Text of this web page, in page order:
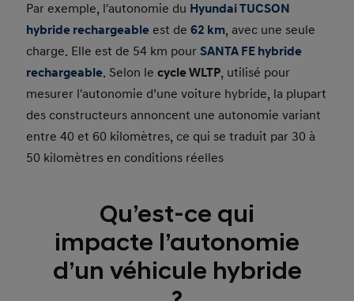
Par exemple, l'autonomie du Hyundai TUCSON
hybride rechargeable est de62 km, avec une seule
charge. Elle est de 54 km pourSANTA FE hybride
rechargeable. Selon lecycle WLTP, utilisé pour
mesurer l'autonomie d’une voiture hybride, la plupart
des constructeurs annoncent une autonomie variant
entre 40 et 60 kilomètres, ce qui se traduit par 30 à
50 kilomètres en conditions réelles
Qu’est-ce qui
impacte l’autonomie
d’un véhicule hybride